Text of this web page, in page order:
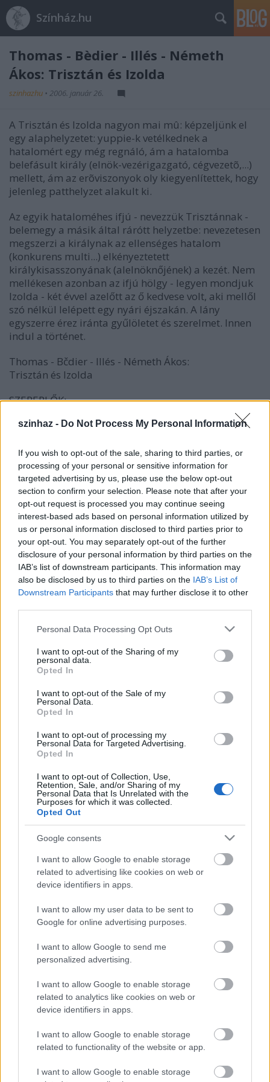
szinhaz - Do Not Process My Personal Information
If you wish to opt-out of the sale, sharing to third parties, or
processing of your personal or sensitive information for
targeted advertising by us, please use the below opt-out
section to confirm your selection. Please note that after your
opt-out request is processed you may continue seeing
interest-based ads based on personal information utilized by
us or personal information disclosed to third parties prior to
your opt-out. You may separately opt-out of the further
disclosure of your personal information by third parties on the
IAB’s list of downstream participants. This information may
also be disclosed by us to third parties on the IAB’s List of
Downstream Participants that may further disclose it to other
Please note that this website/app uses one or more Google
not limited to your visit or usage behaviour. You may click to
grant or deny consent to Google and its third-party tags to
use your data for below specified purposes in below Google
consent section.
Personal Data Processing Opt Outs
I want to opt-out of the Sharing of my
personal data.
Opted In
I want to opt-out of the Sale of my
Personal Data.
Opted In
I want to opt-out of processing my
Personal Data for Targeted Advertising.
Opted In
I want to opt-out of Collection, Use,
Retention, Sale, and/or Sharing of my
Personal Data that Is Unrelated with the
Purposes for which it was collected.
Opted Out
Google consents
I want to allow Google to enable storage
related to advertising like cookies on web or
device identifiers in apps.
I want to allow my user data to be sent to
Google for online advertising purposes.
I want to allow Google to send me
personalized advertising.
I want to allow Google to enable storage
related to analytics like cookies on web or
device identifiers in apps.
I want to allow Google to enable storage
related to functionality of the website or app.
I want to allow Google to enable storage
Színház.hu
Thomas - Bèdier - Illés - Németh
Ákos: Trisztán és Izolda
szinhazhu • 2006. január 26.
A Trisztán és Izolda nagyon mai mû: képzeljünk el
egy alaphelyzetet: yuppie-k vetélkednek a
hatalomért egy még regnáló, ám a hatalomba
belefásult király (elnök-vezérigazgató, cégvezetõ,...)
mellett, ám az erõviszonyok oly kiegyenlítettek, hogy
jelenleg patthelyzet alakult ki.
Az egyik hataloméhes ifjú - nevezzük Trisztánnak -
belemegy a másik által rárótt helyzetbe: nevezetesen
megszerzi a királynak az ellenséges hatalom
(konkurens multi...) elkényeztetett
királykisasszonyának (alelnöknőjének) a kezét. Nem
mellékesen azonban az ifjú hölgy - legyen mondjuk
Izolda - két évvel azelőtt az ő kedvese volt, aki mellől
szó nélkül lelépett egy nyári éjszakán. A lány
egyszerre érez iránta gyűlöletet és szerelmet. Innen
indul a történet.
Thomas - Bčdier - Illés - Németh Ákos:
Trisztán és Izolda
SZEREPLŐK:
cornwalliak:
MARKE KIRÁLY: PUSKÁS TIVADAR
GUENELON BÁRÓ: PAPP DÁNIEL
írek:
IZOLDA: TARI TERI
BRANGUIN: HORVÁTH ZSUZSA
AGUYN BÁRÓ: PAPP DÁNIEL
bretonok:
FEHÉRKEZŰ IZOLDA: KEREKES VICA
KEIREDDIN KIRÁLY: MENSZÁTOR HÉRESZ ATTILA
MUNKATÁRSAK:
film : KOVÁCS GYÖRGY
vágó: LUKÁCS RICHÁRD
jelmez: S. HEGYI LUCIA
a rendező munkatársa: LENGYEL NOÉMI
játéktér és rendezés: NÉMETH ÁKOS
Következő előadás: 2006. január 29. vasárnap este
7h, Merlin Színház.
forrás: Lengyel Noémi